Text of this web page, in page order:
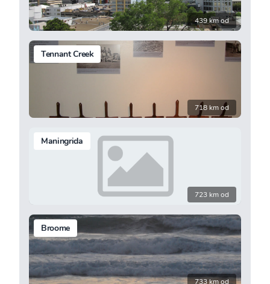
439 km od
Tennant Creek
718 km od
Maningrida
723 km od
Broome
733 km od